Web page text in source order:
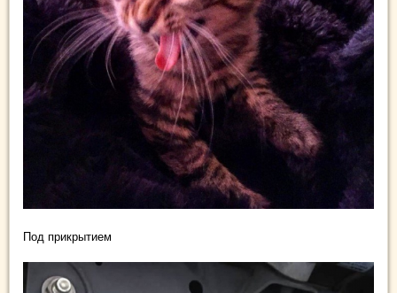
Под прикрытием